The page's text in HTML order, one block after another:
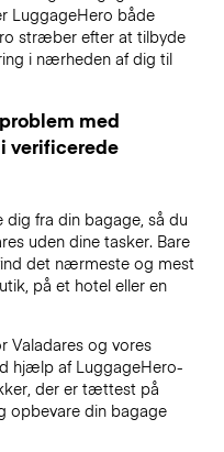
LuggageHero både
stræber efter at tilbyde
i nærheden af dig til
med
verificerede
fra din bagage, så du
uden dine tasker. Bare
det nærmeste og mest
på et hotel eller en
Valadares og vores
hjælp af LuggageHero-
der er tættest på
opbevare din bagage